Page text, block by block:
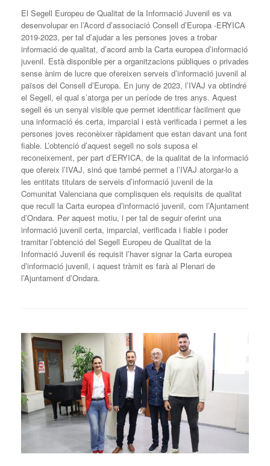
El Segell Europeu de Qualitat de la Informació Juvenil es va
desenvolupar en l’Acord d’associació Consell d’Europa -ERYICA
2019-2023, per tal d’ajudar a les persones joves a trobar
informació de qualitat, d’acord amb la Carta europea d’informació
juvenil. Està disponible per a organitzacions públiques o privades
sense ànim de lucre que ofereixen serveis d’informació juvenil al
països del Consell d’Europa. En juny de 2023, l’IVAJ va obtindré
el Segell, el qual s’atorga per un període de tres anys. Aquest
segell és un senyal visible que permet identificar fàcilment que
una informació és certa, imparcial i està verificada i permet a les
persones joves reconèixer ràpidament que estan davant una font
fiable. L’obtenció d’aquest segell no sols suposa el
reconeixement, per part d’ERYICA, de la qualitat de la informació
que ofereix l’IVAJ, sinó que també permet a l’IVAJ atorgar-lo a
les entitats titulars de serveis d’informació juvenil de la
Comunitat Valenciana que complisquen els requisits de qualitat
que recull la Carta europea d’informació juvenil, com l’Ajuntament
d’Ondara. Per aquest motiu, i per tal de seguir oferint una
informació juvenil certa, imparcial, verificada i fiable i poder
tramitar l’obtenció del Segell Europeu de Qualitat de la
Informació Juvenil és requisit l’haver signar la Carta europea
d’informació juvenil, i aquest tràmit es farà al Plenari de
l’Ajuntament d’Ondara.